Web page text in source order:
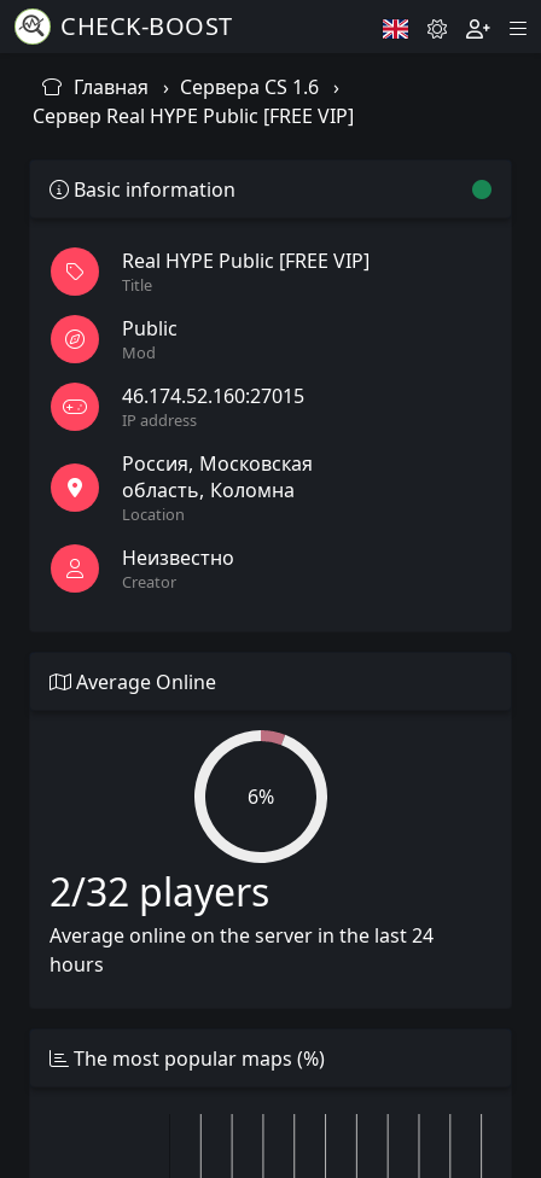
CHECK-BOOST
Главная
Сервера CS 1.6
Сервер Real HYPE Public [FREE VIP]
Basic information
Real HYPE Public [FREE VIP]
Title
Public
Mod
46.174.52.160:27015
IP address
Россия Московская
область Коломна
Location
Неизвестно
Creator
Average Online
6%
2/32 players
Average online on the server in the last 24
hours
The most popular maps (%)